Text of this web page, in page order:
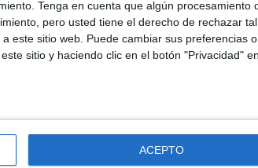
Tenga en cuenta que algún procesamiento
pero usted tiene el derecho de rechazar tal
este sitio web. Puede cambiar sus preferencias
sitio y haciendo clic en el botón "Privacidad"
ACEPTO
siendo el precio el único
en el correspondiente Pliego
el precio unitario de estos
de licitación, el